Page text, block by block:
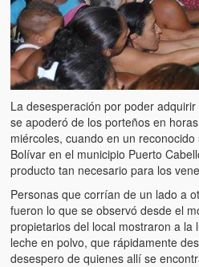
El Tipo y los Rojos en Los
Teques)
Hablé con Chavistas (I spoke
La burla del Chavez “tan
Chavez “such a children lover”)
Los niños de las calles de
Luis y El Mono… en armas
Puente Llaguno, Miraflores… ¿y
La desesperación por poder
se apoderó de los porteños en
miércoles, cuando en un
Bolívar en el municipio Puerto
producto tan necesario para los
Personas que corrían de un lado a
fueron lo que se observó desde el
propietarios del local mostraron a la
leche en polvo, que rápidamente
desespero de quienes allí se